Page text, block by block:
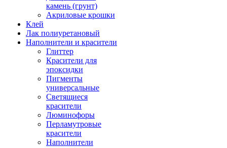
камень (грунт)
Акриловые крошки
Клей
Лак полиуретановый
Наполнители и красители
Глиттер
Красители для
эпоксидки
Пигменты
универсальные
Светящиеся
красители
Люминофоры
Перламутровые
красители
Наполнители